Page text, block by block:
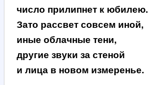
число прилипнет к юбилею.
Зато рассвет совсем иной,
иные облачные тени,
другие звуки за стеной
и лица в новом измеренье.